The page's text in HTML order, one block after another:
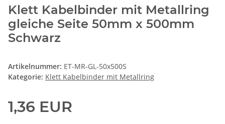
Klett Kabelbinder mit Metallring
gleiche Seite 50mm x 500mm
Schwarz
Artikelnummer: ET-MR-GL-50x500S
Kategorie: Klett Kabelbinder mit Metallring
1,36 EUR